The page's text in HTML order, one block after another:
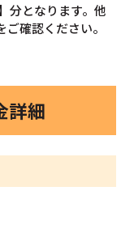
分となります。他
確認ください。
詳細